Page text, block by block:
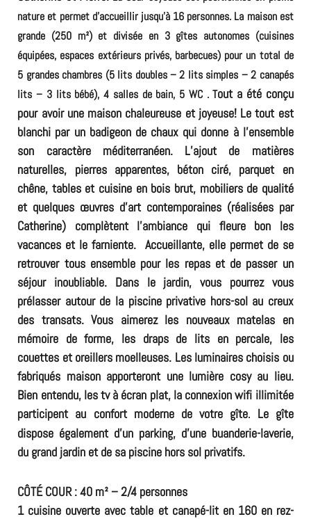
nature et permet d’accueillir jusqu’à 16 personnes. La maison est
grande (250 m²) et divisée en 3 gîtes autonomes (cuisines
équipées, espaces extérieurs privés, barbecues) pour un total de
5 grandes chambres (5 lits doubles – 2 lits simples – 2 canapés
lits – 3 lits bébé), 4 salles de bain, 5 WC . Tout a été conçu
pour avoir une maison chaleureuse et joyeuse! Le tout est
blanchi par un badigeon de chaux qui donne à l’ensemble
son caractère méditerranéen. L’ajout de matières
naturelles, pierres apparentes, béton ciré, parquet en
chêne, tables et cuisine en bois brut, mobiliers de qualité
et quelques œuvres d’art contemporaines (réalisées par
Catherine) complètent l’ambiance qui fleure bon les
vacances et lefarniente. Accueillante, elle permet de se
retrouver tous ensemble pour les repas et de passer un
séjour inoubliable. Dans le jardin, vous pourrez vous
prélasser autour de la piscine privative hors-sol au creux
des transats. Vous aimerez les nouveaux matelas en
mémoire de forme, les draps de lits en percale, les
couettes et oreillers moelleuses. Lesluminaires choisis ou
fabriqués maison apporteront une lumière cosy au lieu.
Bien entendu, les tv à écran plat, la connexion wifi illimitée
participent au confort moderne de votre gîte. Le gîte
dispose également d’un parking, d’une buanderie-laverie,
du grand jardin et de sa piscine hors sol privatifs.
CÔTÉ COUR : 40 m² – 2/4 personnes
1 cuisine ouverte avec table et canapé-lit en 160 en rez-